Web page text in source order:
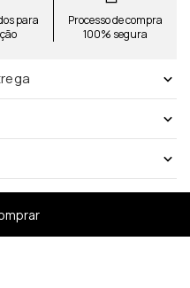
para
Processo de compra
100% segura